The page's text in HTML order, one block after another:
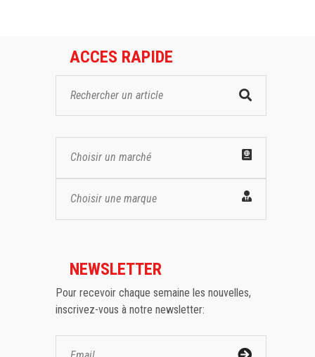
ACCES RAPIDE
Choisir un marché
Choisir une marque
NEWSLETTER
Pour recevoir chaque semaine les nouvelles,
inscrivez-vous à notre newsletter: